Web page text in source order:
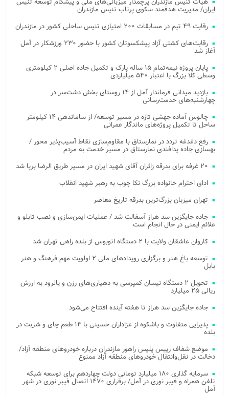
ایران/ مدیریت هدفمند سکوی پرتاب تنیس مازندران
رقابت ۴۹ تیم در مسابقات ۲۰۰ امتیازی تنیس ساحلی کشور در مازندران
رقابت‌های کشتی آزاد پیشکسوتان کشور با حضور ۲۳۰ ورزشکار در آمل
آغاز شد
پایان پروژه نیمه‌تمام ۱۵ ساله پارک و تکمیل جاده اصلی ۲ کیلومتری
وسطی کلا بزرگ با اعتبار ۵۴۰ میلیاردی
بازدید میدانی فرماندار آمل از ۱۴ روستای بخش دشت‌سر در
چهارشنبه‌های خدمت‌رسانی
چالوس آماده جهشی تازه در مسیر توسعه/ از ساماندهی ۱۴ کیلومتر
ساحل تا تکمیل پروژه‌های ماندگار عمرانی
رفع دغدغه تردد در نمارستاق با مقاوم‌سازی نقاط آسیب‌پذیر محور /
بهسازی جاده پدافندی نمارستاق در مسیر خدمت به مردم
۲۰ غرفه برای بدرقه زائران آقای شهید ایران در مسیر طریق الرضا برپا شد
ادای احترام خانواده بزرگ نکا چوب به رهبر شهید انقلاب
تهران میزبان بزرگ‌ترین بدرقه تاریخ معاصر
جاده جایگزین سد هراز آسفالت شد / عملیات ایمن‌سازی و نصب تابلو و
علائم ایمنی در حال انجام است
کاروان عاشقان ولایت با ۲ دستگاه اتوبوس از بلده راهی تهران شد
توسعه باغ هنر و برگزاری رویدادهای ملی ۲ اولویت مهم فرهنگ و هنر
بابل
تحویل ۲ دستگاه نیسان کمپرسی به دهیاری‌های رزن و یالرود به ارزش
ریالی ۲۵ میلیارد
جاده جایگزین سد هراز تا هفته آینده افتتاح می‌شود
پذیرایی متفاوت و باشکوه از عزاداران حسینی با ۱۴ طعم چای و شربت در
بلده
موضع شفاف رییس پلیس راهور مازندران درباره خودروهای منطقه آزاد/
دخالت در نقل‌وانتقال خودروهای منطقه آزاد ممنوع
سرمایه گذاری ۱۸۰ میلیارد تومانی دولت چهاردهم برای توسعه شبکه
تلفن همراه و فیبر نوری در آمل/ برقراری ۱۴۷۰ اتصال فیبر نوری در شهر
آمل